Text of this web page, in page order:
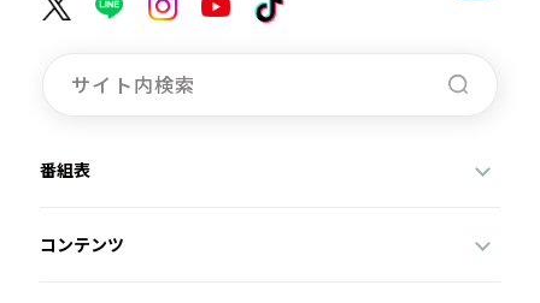
番組表
コンテンツ